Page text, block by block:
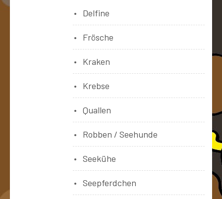
Delfine
Frösche
Kraken
Krebse
Quallen
Robben / Seehunde
Seekühe
Seepferdchen